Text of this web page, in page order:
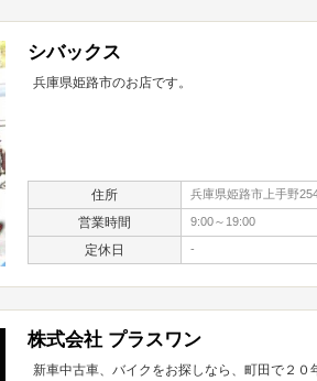
シバックス
兵庫県姫路市のお店です。
住所 兵庫県姫路市上手野
営業時間 9:00～19:00
定休日 -
株式会社 プラスワン
新車中古車、バイクをお探しなら、町田で２